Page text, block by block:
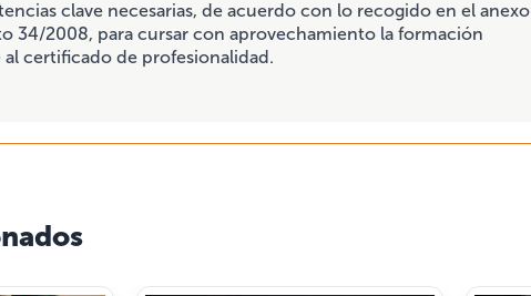
clave necesarias, de acuerdo con lo recogido en el anexo
34/2008, para cursar con aprovechamiento la formación
certificado de profesionalidad.